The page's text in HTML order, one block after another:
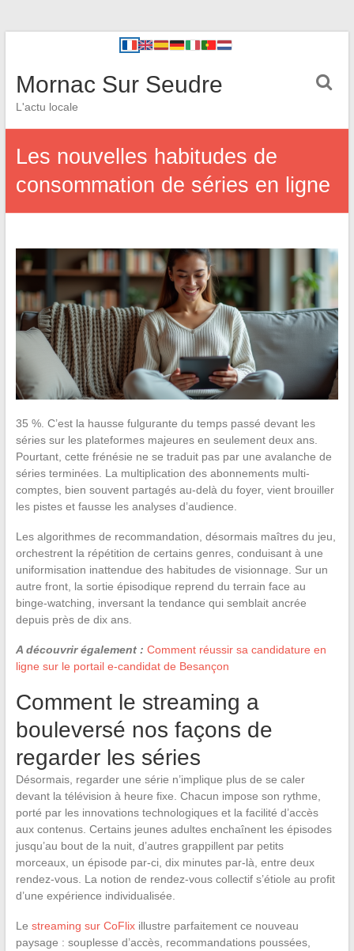
Mornac Sur Seudre
L'actu locale
Les nouvelles habitudes de
consommation de séries en ligne
35 %. C’est la hausse fulgurante du temps passé devant les
séries sur les plateformes majeures en seulement deux ans.
Pourtant, cette frénésie ne se traduit pas par une avalanche de
séries terminées. La multiplication des abonnements multi-
comptes, bien souvent partagés au-delà du foyer, vient brouiller
les pistes et fausse les analyses d’audience.
Les algorithmes de recommandation, désormais maîtres du jeu,
orchestrent la répétition de certains genres, conduisant à une
uniformisation inattendue des habitudes de visionnage. Sur un
autre front, la sortie épisodique reprend du terrain face au
binge-watching, inversant la tendance qui semblait ancrée
depuis près de dix ans.
A découvrir également : Comment réussir sa candidature en
ligne sur le portail e-candidat de Besançon
Comment le streaming a
bouleversé nos façons de
regarder les séries
Désormais, regarder une série n’implique plus de se caler
devant la télévision à heure fixe. Chacun impose son rythme,
porté par les innovations technologiques et la facilité d’accès
aux contenus. Certains jeunes adultes enchaînent les épisodes
jusqu’au bout de la nuit, d’autres grappillent par petits
morceaux, un épisode par-ci, dix minutes par-là, entre deux
rendez-vous. La notion de rendez-vous collectif s’étiole au profit
d’une expérience individualisée.
Le streaming sur CoFlixillustre parfaitement ce nouveau
paysage : souplesse d’accès, recommandations poussées,